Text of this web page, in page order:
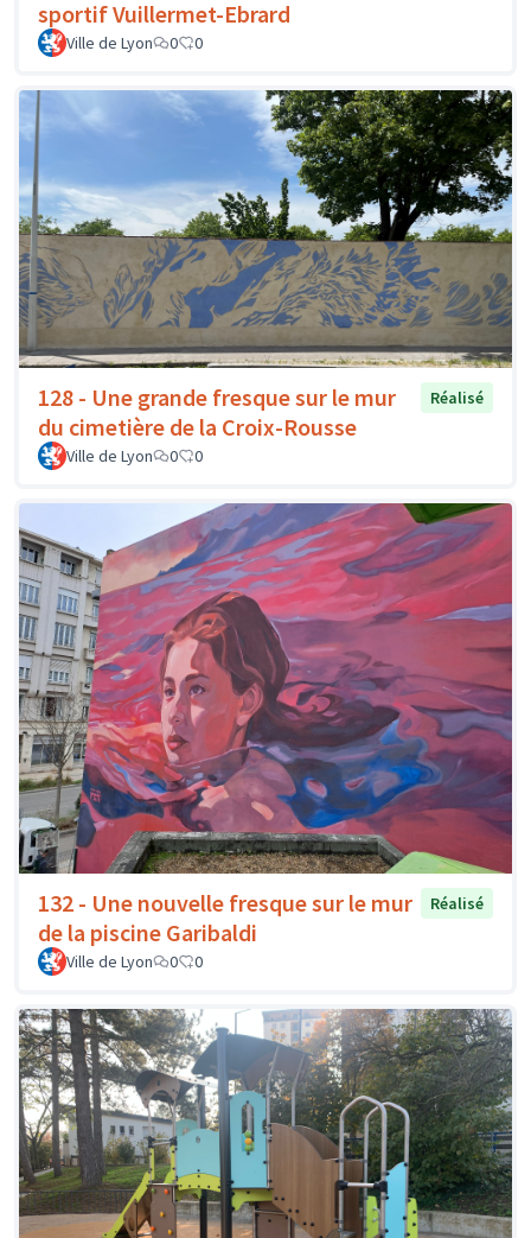
sportif Vuillermet-Ebrard
Ville de Lyon 0 0
128 - Une grande fresque sur le mur
du cimetière de la Croix-Rousse
Réalisé
Ville de Lyon 0 0
132 - Une nouvelle fresque sur le mur
de la piscine Garibaldi
Réalisé
Ville de Lyon 0 0